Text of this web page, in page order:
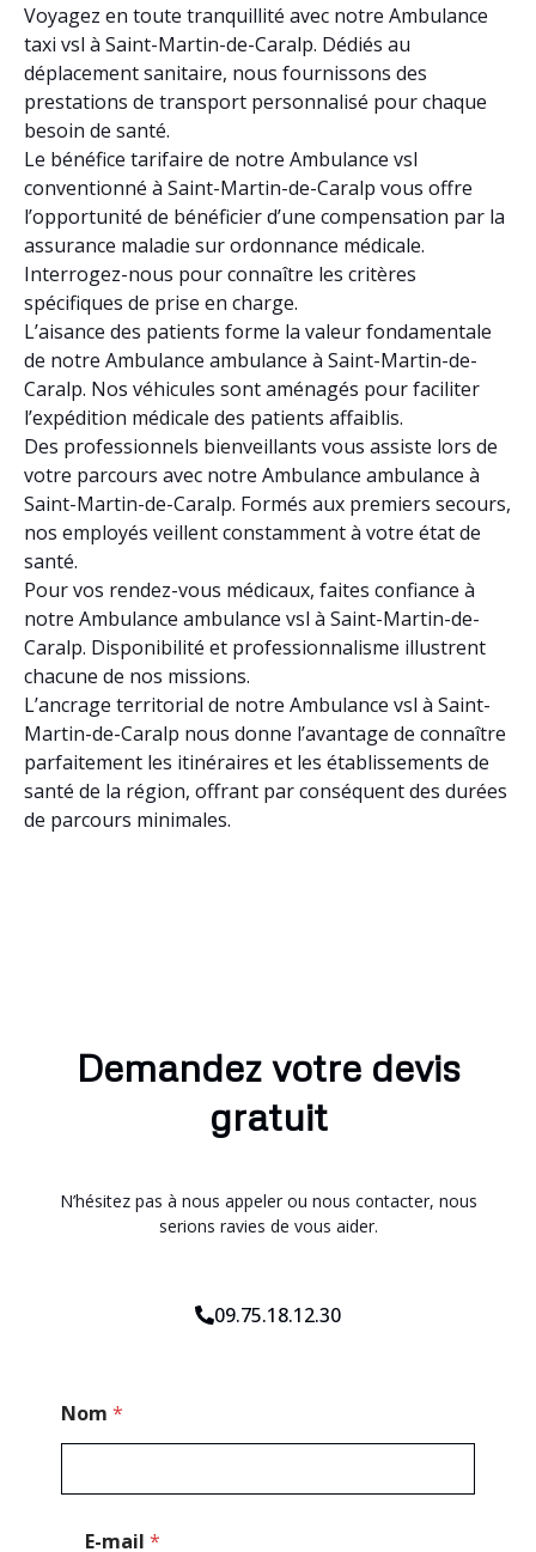
Voyagez en toute tranquillité avec notre Ambulance
taxi vsl à Saint-Martin-de-Caralp. Dédiés au
déplacement sanitaire, nous fournissons des
prestations de transport personnalisé pour chaque
besoin de santé.
Le bénéfice tarifaire de notre Ambulance vsl
conventionné à Saint-Martin-de-Caralp vous offre
l’opportunité de bénéficier d’une compensation par la
assurance maladie sur ordonnance médicale.
Interrogez-nous pour connaître les critères
spécifiques de prise en charge.
L’aisance des patients forme la valeur fondamentale
de notre Ambulance ambulance à Saint-Martin-de-
Caralp. Nos véhicules sont aménagés pour faciliter
l’expédition médicale des patients affaiblis.
Des professionnels bienveillants vous assiste lors de
votre parcours avec notre Ambulance ambulance à
Saint-Martin-de-Caralp. Formés aux premiers secours,
nos employés veillent constamment à votre état de
santé.
Pour vos rendez-vous médicaux, faites confiance à
notre Ambulance ambulance vsl à Saint-Martin-de-
Caralp. Disponibilité et professionnalisme illustrent
chacune de nos missions.
L’ancrage territorial de notre Ambulance vsl à Saint-
Martin-de-Caralp nous donne l’avantage de connaître
parfaitement les itinéraires et les établissements de
santé de la région, offrant par conséquent des durées
de parcours minimales.
Demandez votre devis
gratuit
N’hésitez pas à nous appeler ou nous contacter, nous
serions ravies de vous aider.
09.75.18.12.30
Nom *
E-mail *